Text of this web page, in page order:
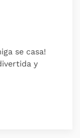
se casa!
y